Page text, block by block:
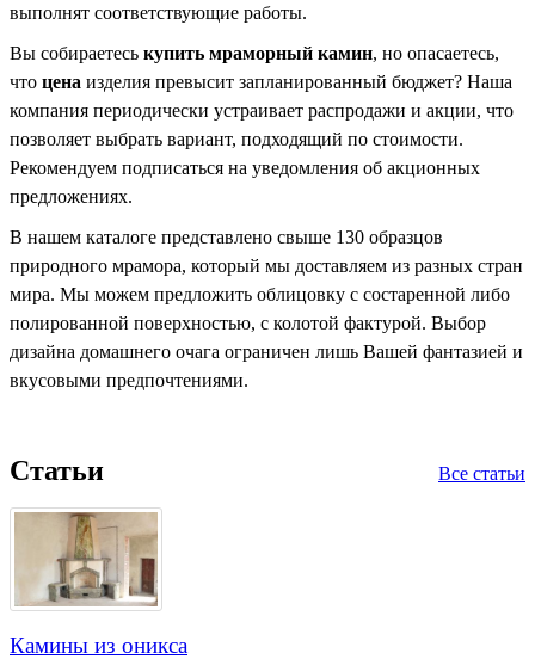
выполнят соответствующие работы.
Вы собираетесь купить мраморный камин, но опасаетесь,
что цена изделия превысит запланированный бюджет? Наша
компания периодически устраивает распродажи и акции, что
позволяет выбрать вариант, подходящий по стоимости.
Рекомендуем подписаться на уведомления об акционных
предложениях.
В нашем каталоге представлено свыше 130 образцов
природного мрамора, который мы доставляем из разных стран
мира. Мы можем предложить облицовку с состаренной либо
полированной поверхностью, с колотой фактурой. Выбор
дизайна домашнего очага ограничен лишь Вашей фантазией и
вкусовыми предпочтениями.
Статьи Все статьи
Камины из оникса